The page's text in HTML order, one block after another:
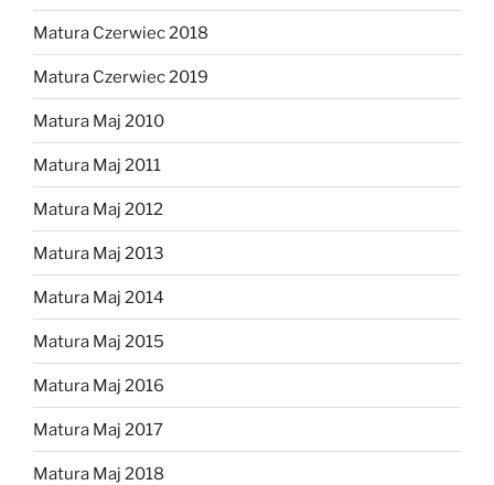
Matura Czerwiec 2018
Matura Czerwiec 2019
Matura Maj 2010
Matura Maj 2011
Matura Maj 2012
Matura Maj 2013
Matura Maj 2014
Matura Maj 2015
Matura Maj 2016
Matura Maj 2017
Matura Maj 2018